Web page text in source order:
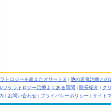
トロジーを超えたオサート® | 他の近視治療との
ソケラトロジー治療よくある質問 | 院長紹介 | ク
| お問い合わせ | プライバシーポリシー | サイト